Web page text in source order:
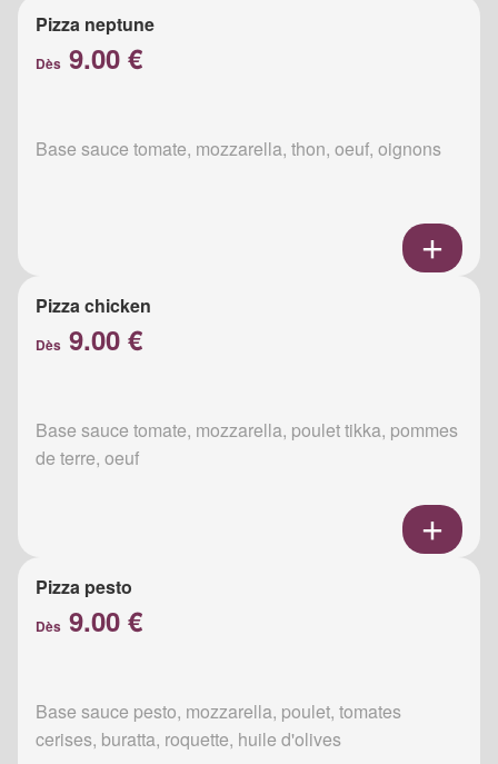
Pizza neptune
Dès 9.00 €
Base sauce tomate, mozzarella, thon, oeuf, oignons
Pizza chicken
Dès 9.00 €
Base sauce tomate, mozzarella, poulet tikka, pommes
de terre, oeuf
Pizza pesto
Dès 9.00 €
Base sauce pesto, mozzarella, poulet, tomates
cerises, buratta, roquette, huile d'olives